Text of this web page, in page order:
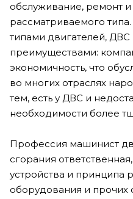
обслуживание, ремонт
рассматриваемого
типами двигателей,
преимуществами:
экономичность, что
во многих отраслях
тем, есть у ДВС и
необходимости более
Профессия машинист
сгорания
устройства и принципа
оборудования и прочих